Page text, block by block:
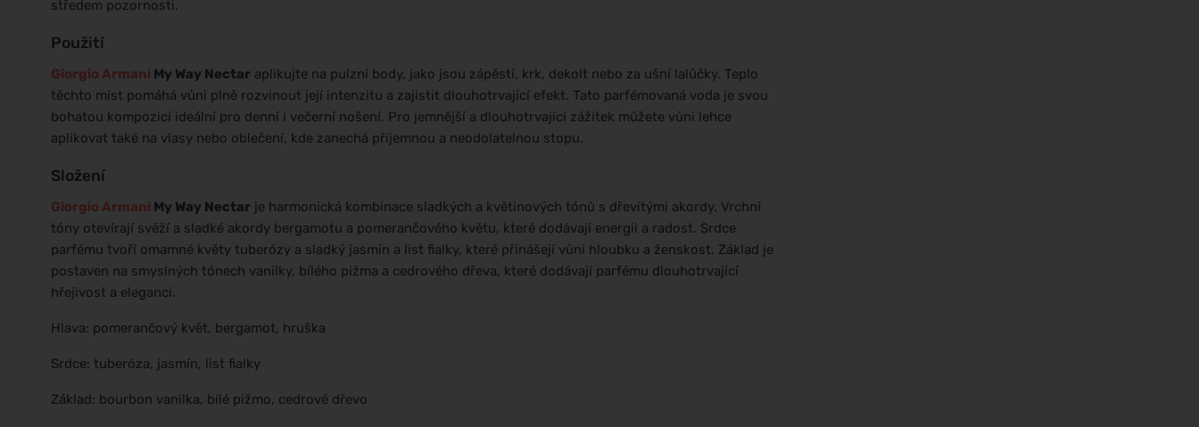
středem pozornosti.
Použití
Giorgio Armani My Way Nectar aplikujte na pulzní body, jako jsou zápěstí, krk, dekolt nebo za ušní lalůčky. Teplo
těchto míst pomáhá vůni plně rozvinout její intenzitu a zajistit dlouhotrvající efekt. Tato parfémovaná voda je svou
bohatou kompozicí ideální pro denní i večerní nošení. Pro jemnější a dlouhotrvající zážitek můžete vůni lehce
aplikovat také na vlasy nebo oblečení, kde zanechá příjemnou a neodolatelnou stopu.
Složení
Giorgio Armani My Way Nectar je harmonická kombinace sladkých a květinových tónů s dřevitými akordy. Vrchní
tóny otevírají svěží a sladké akordy bergamotu a pomerančového květu, které dodávají energii a radost. Srdce
parfému tvoří omamné květy tuberózy a sladký jasmín a list fialky, které přinášejí vůni hloubku a ženskost. Základ je
postaven na smyslných tónech vanilky, bílého pižma a cedrového dřeva, které dodávají parfému dlouhotrvající
hřejivost a eleganci.
Hlava: pomerančový květ, bergamot, hruška
Srdce: tuberóza, jasmín, list fialky
Základ: bourbon vanilka, bílé pižmo, cedrové dřevo